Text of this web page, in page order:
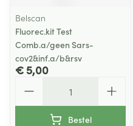
Belscan
Fluorec.kit Test
Comb.a/geen Sars-
cov2&inf.a/b&rsv
€ 5,00
Bestel